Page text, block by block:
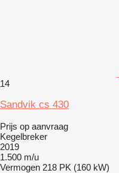
14
Sandvik cs 430
Prijs op aanvraag
Kegelbreker
2019
1.500 m/u
Vermogen 218 PK (160 kW)